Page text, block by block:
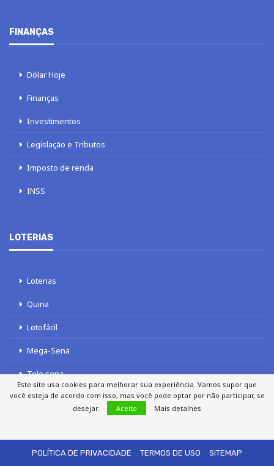
FINANÇAS
Dólar Hoje
Finanças
Investimentos
Legislação e Tributos
Imposto de renda
INSS
LOTERIAS
Loterias
Quina
Lotofácil
Mega-Sena
Tele sena
POLÍTICA DE PRIVACIDADE
TERMOS DE USO SITEMAP
Este site usa cookies para melhorar sua experiência. Vamos supor que
você esteja de acordo com isso, mas você pode optar por não participar, se
desejar.
Aceito Mais detalhes